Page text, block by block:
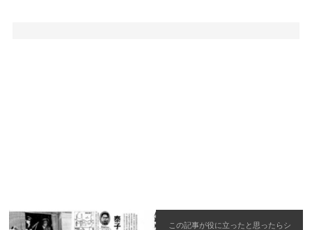
この記事が役に立ったと思ったら シ